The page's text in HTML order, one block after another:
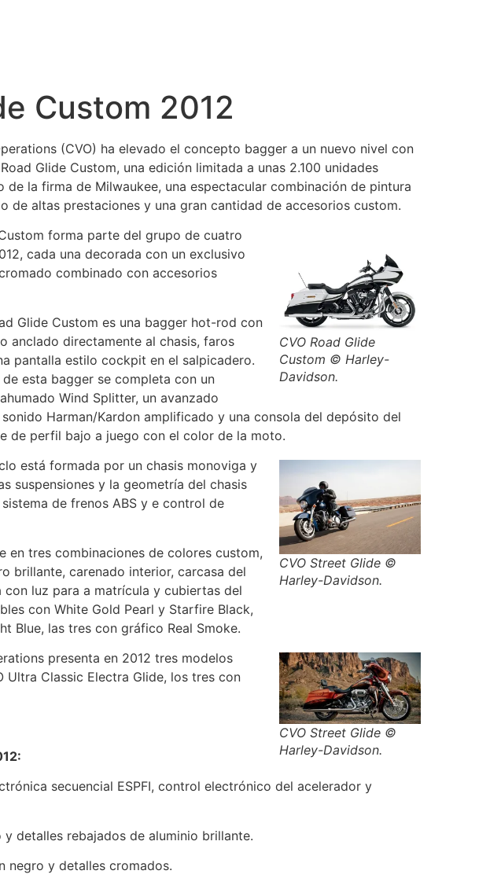
Custom 2012
(CVO) ha elevado el concepto bagger a un nuevo nivel con
Glide Custom, una edición limitada a unas 2.100 unidades
de la firma de Milwaukee, una espectacular combinación de pintura
de altas prestaciones y una gran cantidad de accesorios custom.
CVO Road Glide
Custom © Harley-
Davidson.
forma parte del grupo de cuatro
cada una decorada con un exclusivo
combinado con accesorios
Glide Custom es una bagger hot-rod con
anclado directamente al chasis, faros
pantalla estilo cockpit en el salpicadero.
esta bagger se completa con un
Wind Splitter, un avanzado
Harman/Kardon amplificado y una consola del depósito del
de perfil bajo a juego con el color de la moto.
CVO Street Glide ©
Harley-Davidson.
está formada por un chasis monoviga y
suspensiones y la geometría del chasis
de frenos ABS y e control de
en tres combinaciones de colores custom,
brillante, carenado interior, carcasa del
luz para a matrícula y cubiertas del
con White Gold Pearl y Starfire Black,
Blue, las tres con gráfico Real Smoke.
CVO Street Glide ©
Harley-Davidson.
presenta en 2012 tres modelos
Ultra Classic Electra Glide, los tres con
secuencial ESPFI, control electrónico del acelerador y
detalles rebajados de aluminio brillante.
negro y detalles cromados.